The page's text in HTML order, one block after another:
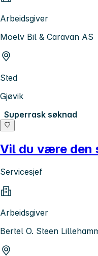
Arbeidsgiver
Moelv Bil & Caravan AS
Sted
Gjøvik
Superrask søknad
Vil du være den
Servicesjef
Arbeidsgiver
Bertel O. Steen